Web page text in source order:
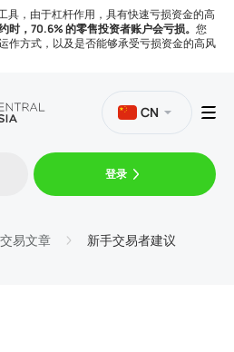
具，由于杠杆作用，具有快速亏损资金的高
时，70.6% 的零售投资者账户会亏损。 您
作方式，以及是否能够承受亏损资金的高风
CN
登录
交易文章 新手交易者建议